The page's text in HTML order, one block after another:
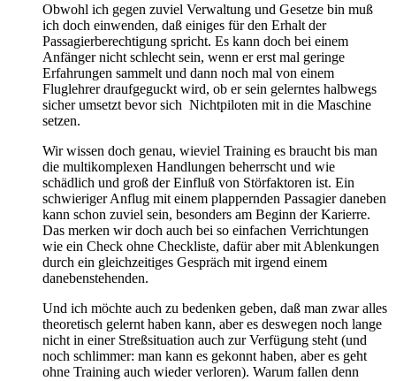
Obwohl ich gegen zuviel Verwaltung und Gesetze bin muß
ich doch einwenden, daß einiges für den Erhalt der
Passagierberechtigung spricht. Es kann doch bei einem
Anfänger nicht schlecht sein, wenn er erst mal geringe
Erfahrungen sammelt und dann noch mal von einem
Fluglehrer draufgeguckt wird, ob er sein gelerntes halbwegs
sicher umsetzt bevor sich Nichtpiloten mit in die Maschine
setzen.
Wir wissen doch genau, wieviel Training es braucht bis man
die multikomplexen Handlungen beherrscht und wie
schädlich und groß der Einfluß von Störfaktoren ist. Ein
schwieriger Anflug mit einem plappernden Passagier daneben
kann schon zuviel sein, besonders am Beginn der Karierre.
Das merken wir doch auch bei so einfachen Verrichtungen
wie ein Check ohne Checkliste, dafür aber mit Ablenkungen
durch ein gleichzeitiges Gespräch mit irgend einem
danebenstehenden.
Und ich möchte auch zu bedenken geben, daß man zwar alles
theoretisch gelernt haben kann, aber es deswegen noch lange
nicht in einer Streßsituation auch zur Verfügung steht (und
noch schlimmer: man kann es gekonnt haben, aber es geht
ohne Training auch wieder verloren). Warum fallen denn